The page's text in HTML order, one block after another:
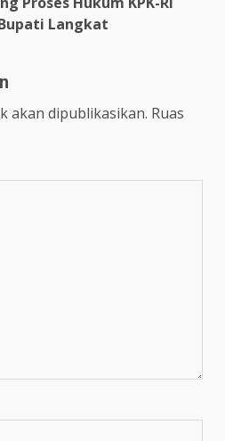
Langkat
akan dipublikasikan. Ruas